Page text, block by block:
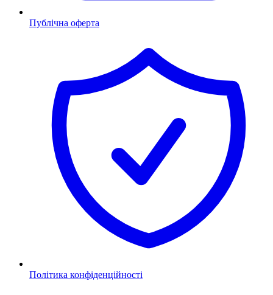
Публічна оферта
Політика конфіденційності